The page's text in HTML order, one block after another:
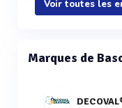
Voir toutes les
Marques de